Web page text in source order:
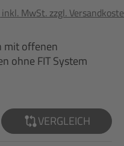
MwSt. zzgl.
mit offenen
ohne FIT System
VERGLEICH